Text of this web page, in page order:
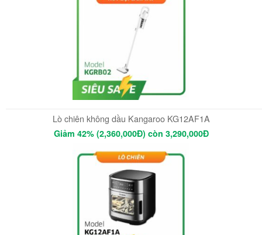
Lò chiên không dầu Kangaroo KG12AF1A
Giảm 42% (2,360,000Đ) còn 3,290,000Đ